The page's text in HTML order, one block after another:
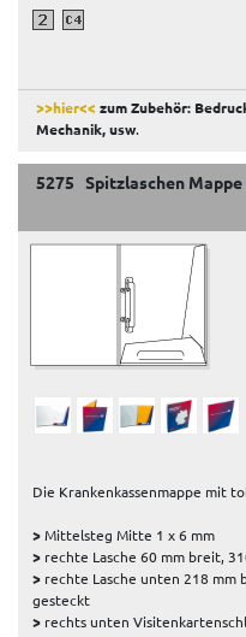
>>hier<<zum Zubehör:
Mechanik, usw.
5275 Spitzlaschen Mappe
Die Krankenkassenmappe mit
>Mittelsteg Mitte 1 x 6 mm
> rechte Lasche 60 mm breit,
> rechte Lasche unten 218 mm
gesteckt
> rechts unten